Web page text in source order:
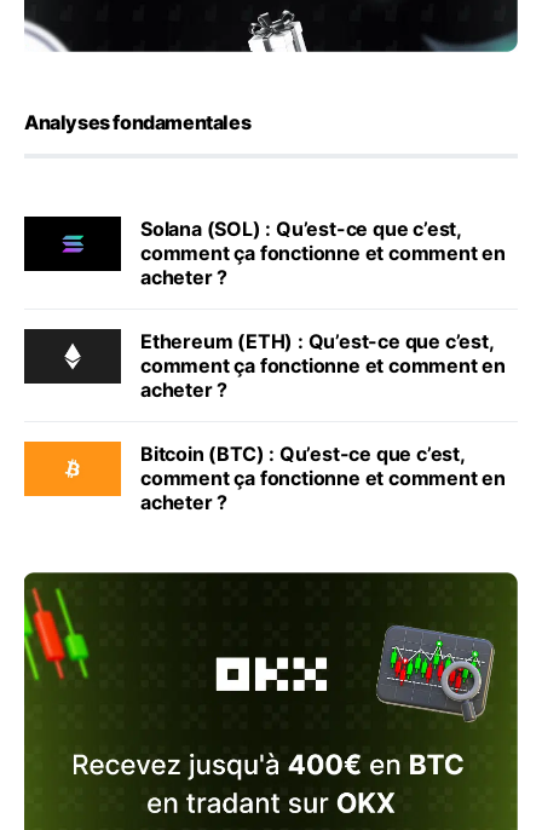
Analyses fondamentales
Solana (SOL) : Qu’est-ce que c’est,
comment ça fonctionne et comment en
acheter ?
Ethereum (ETH) : Qu’est-ce que c’est,
comment ça fonctionne et comment en
acheter ?
Bitcoin (BTC) : Qu’est-ce que c’est,
comment ça fonctionne et comment en
acheter ?